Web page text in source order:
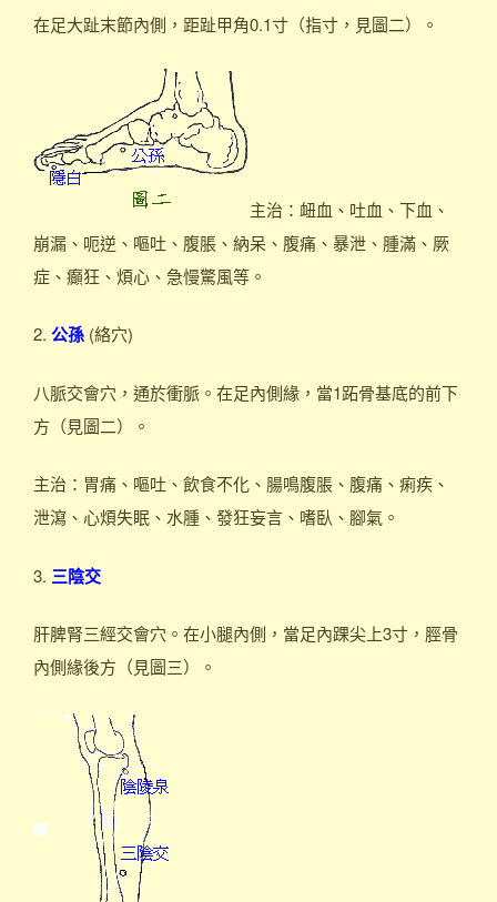
在足大趾末節內側，距趾甲角0.1寸（指寸，見圖二）。
主治：衄血、吐血、下血、
崩漏、呃逆、嘔吐、腹脹、納呆、腹痛、暴泄、腫滿、厥
症、癲狂、煩心、急慢驚風等。
2. 公孫 (絡穴)
八脈交會穴，通於衝脈。在足內側緣，當1跖骨基底的前下
方（見圖二）。
主治：胃痛、嘔吐、飲食不化、腸鳴腹脹、腹痛、痢疾、
泄瀉、心煩失眠、水腫、發狂妄言、嗜臥、腳氣。
3. 三陰交
肝脾腎三經交會穴。在小腿內側，當足內踝尖上3寸，脛骨
內側緣後方（見圖三）。